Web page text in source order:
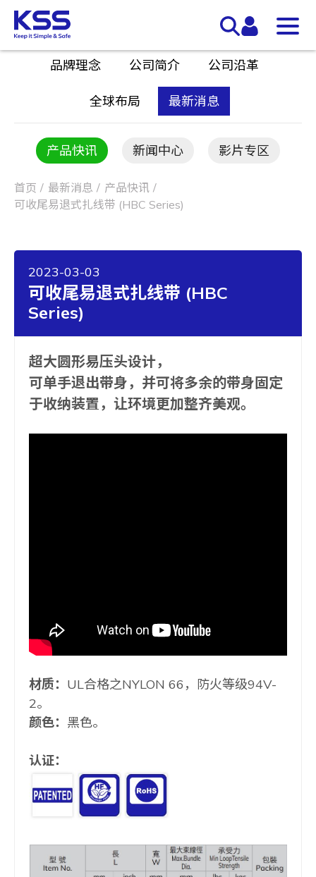
品牌理念 公司简介 公司沿革
全球布局 最新消息
产品快讯 新闻中心 影片专区
首页 最新消息
产品快讯
可收尾易退式扎线带 (HBC Series)
2023-03-03
可收尾易退式扎线带 (HBC
Series)
超大圆形易压头设计，
可单手退出带身，并可将多余的带身固定
于收纳装置，让环境更加整齐美观。
材质： UL合格之NYLON 66，防火等级94V-
2。
颜色： 黑色。
认证：